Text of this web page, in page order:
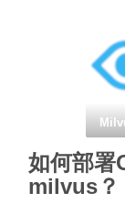
如何部
milvus？